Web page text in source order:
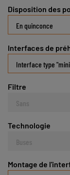
Disposition des
En quinconce
Interfaces de
Interface type
Filtre
Sans
Technologie
Buses
Montage de